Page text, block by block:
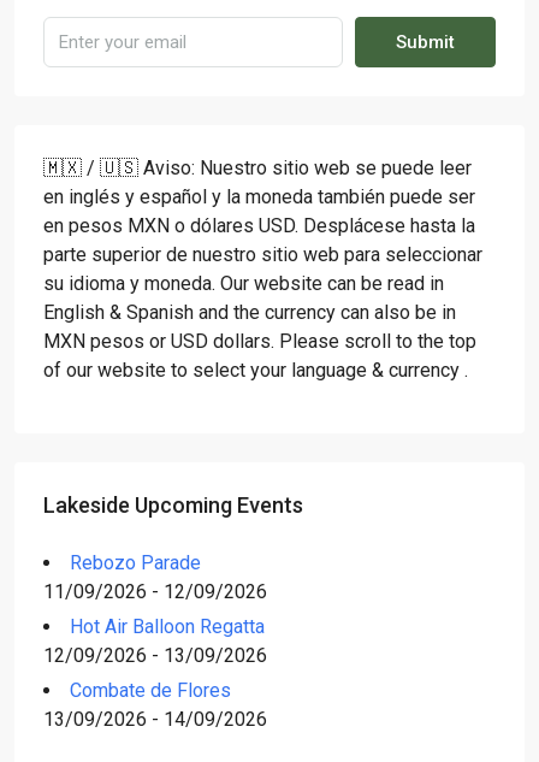
Submit
🇲🇽 / 🇺🇸 Aviso: Nuestro sitio web se puede leer
en inglés y español y la moneda también puede ser
en pesos MXN o dólares USD. Desplácese hasta la
parte superior de nuestro sitio web para seleccionar
su idioma y moneda. Our website can be read in
English & Spanish and the currency can also be in
MXN pesos or USD dollars. Please scroll to the top
of our website to select your language & currency .
Lakeside Upcoming Events
Rebozo Parade
11/09/2026 - 12/09/2026
Hot Air Balloon Regatta
12/09/2026 - 13/09/2026
Combate de Flores
13/09/2026 - 14/09/2026